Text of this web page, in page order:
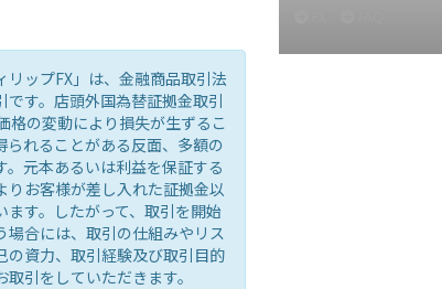
ップFX」は、金融商品取引法
す。店頭外国為替証拠金取引
格の変動により損失が生ずるこ
られることがある反面、多額の
元本あるいは利益を保証する
お客様が差し入れた証拠金以
ます。したがって、取引を開始
合には、取引の仕組みやリス
の資力、取引経験及び取引目的
引をしていただきます。